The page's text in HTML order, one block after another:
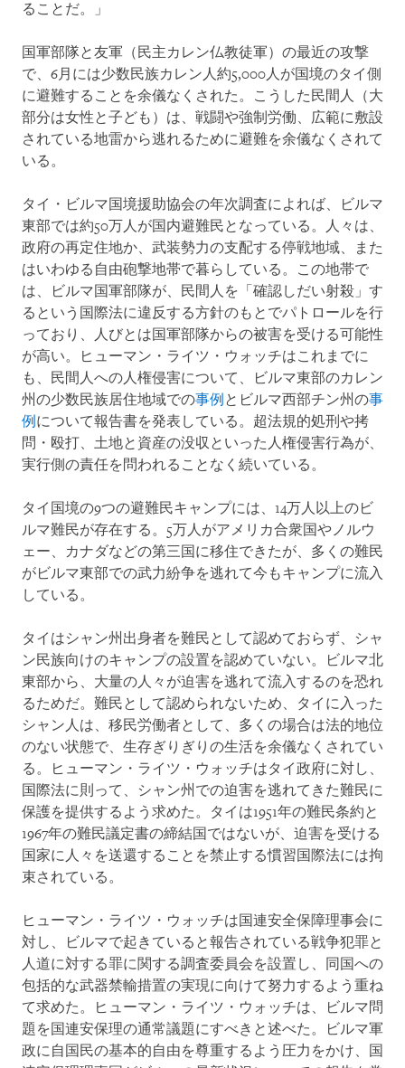
ることだ。」
国軍部隊と友軍（民主カレン仏教徒軍）の最近の攻撃
で、6月には少数民族カレン人約5,000人が国境のタイ側
に避難することを余儀なくされた。こうした民間人（大
部分は女性と子ども）は、戦闘や強制労働、広範に敷設
されている地雷から逃れるために避難を余儀なくされて
いる。
タイ・ビルマ国境援助協会の年次調査によれば、ビルマ
東部では約50万人が国内避難民となっている。人々は、
政府の再定住地か、武装勢力の支配する停戦地域、また
はいわゆる自由砲撃地帯で暮らしている。この地帯で
は、ビルマ国軍部隊が、民間人を「確認しだい射殺」す
るという国際法に違反する方針のもとでパトロールを行
っており、人びとは国軍部隊からの被害を受ける可能性
が高い。ヒューマン・ライツ・ウォッチはこれまでに
も、民間人への人権侵害について、ビルマ東部のカレン
州の少数民族居住地域での事例とビルマ西部チン州の事
例について報告書を発表している。超法規的処刑や拷
問・殴打、土地と資産の没収といった人権侵害行為が、
実行側の責任を問われることなく続いている。
タイ国境の9つの避難民キャンプには、14万人以上のビ
ルマ難民が存在する。5万人がアメリカ合衆国やノルウ
ェー、カナダなどの第三国に移住できたが、多くの難民
がビルマ東部での武力紛争を逃れて今もキャンプに流入
している。
タイはシャン州出身者を難民として認めておらず、シャ
ン民族向けのキャンプの設置を認めていない。ビルマ北
東部から、大量の人々が迫害を逃れて流入するのを恐れ
るためだ。難民として認められないため、タイに入った
シャン人は、移民労働者として、多くの場合は法的地位
のない状態で、生存ぎりぎりの生活を余儀なくされてい
る。ヒューマン・ライツ・ウォッチはタイ政府に対し、
国際法に則って、シャン州での迫害を逃れてきた難民に
保護を提供するよう求めた。タイは1951年の難民条約と
1967年の難民議定書の締結国ではないが、迫害を受ける
国家に人々を送還することを禁止する慣習国際法には拘
束されている。
ヒューマン・ライツ・ウォッチは国連安全保障理事会に
対し、ビルマで起きていると報告されている戦争犯罪と
人道に対する罪に関する調査委員会を設置し、同国への
包括的な武器禁輸措置の実現に向けて努力するよう重ね
て求めた。ヒューマン・ライツ・ウォッチは、ビルマ問
題を国連安保理の通常議題にすべきと述べた。ビルマ軍
政に自国民の基本的自由を尊重するよう圧力をかけ、国